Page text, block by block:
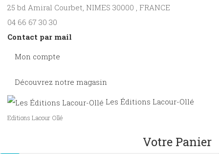
25 bd Amiral Courbet, NIMES 30000 , FRANCE
04 66 67 30 30
Contact par mail
Mon compte
Découvrez notre magasin
Les Éditions Lacour-Ollé
Editions Lacour Ollé
Votre Panier